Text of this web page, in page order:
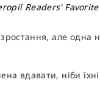
Readers'
але одна
вдавати, ніби